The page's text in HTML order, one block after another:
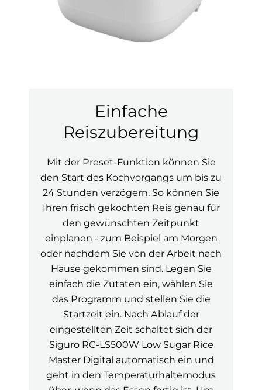
Einfache
Reiszubereitung
Mit der Preset-Funktion können Sie
den Start des Kochvorgangs um bis zu
24 Stunden verzögern. So können Sie
Ihren frisch gekochten Reis genau für
den gewünschten Zeitpunkt
einplanen - zum Beispiel am Morgen
oder nachdem Sie von der Arbeit nach
Hause gekommen sind. Legen Sie
einfach die Zutaten ein, wählen Sie
das Programm und stellen Sie die
Startzeit ein. Nach Ablauf der
eingestellten Zeit schaltet sich der
Siguro RC-LS500W Low Sugar Rice
Master Digital automatisch ein und
geht in den Temperaturhaltemodus